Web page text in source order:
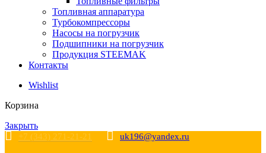
Топливная аппаратура
Турбокомпрессоры
Насосы на погрузчик
Подшипники на погрузчик
Продукция STEEMAK
Контакты
Wishlist
Корзина
Закрыть
+7 (343) 271-21-21 uk196@yandex.ru